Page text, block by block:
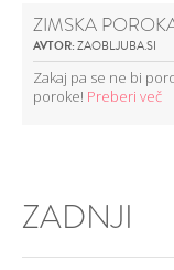
ZIMSKA
AVTOR:ZAOBLJUBA.SI
Zakaj pa se ne bi
poroke! Preberi več
ZADNJI